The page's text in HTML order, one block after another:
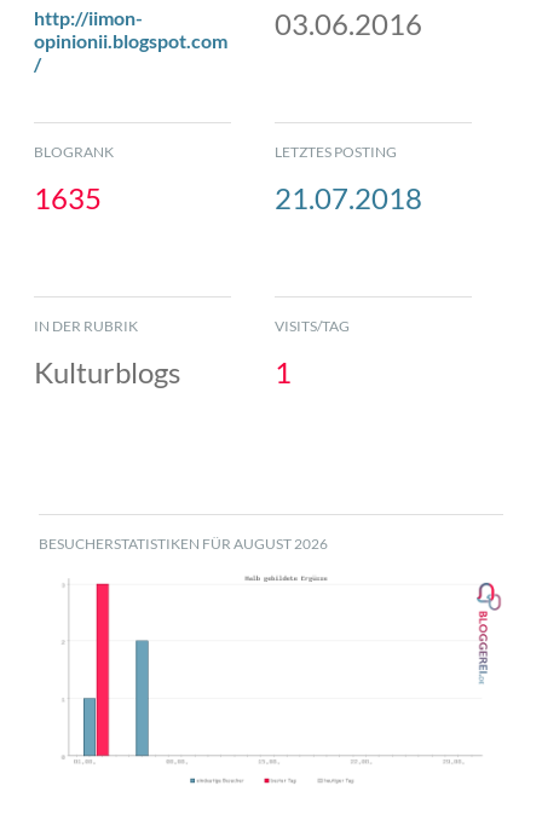
http://iimon-
opinionii.blogspot.com
/
03.06.2016
BLOGRANK
1635
LETZTES POSTING
21.07.2018
IN DER RUBRIK
Kulturblogs
VISITS/TAG
1
BESUCHERSTATISTIKEN FÜR AUGUST 2026